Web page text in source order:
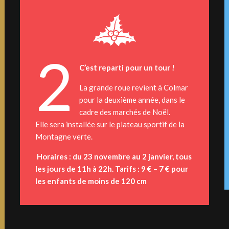
2 C’est reparti pour un tour !
La grande roue revient à Colmar
pour la deuxième année, dans le
cadre des marchés de Noël.
Elle sera installée sur le plateau sportif de la
Montagne verte.
Horaires : du 23 novembre au 2 janvier, tous
les jours de 11h à 22h. Tarifs : 9 € – 7 € pour
les enfants de moins de 120 cm